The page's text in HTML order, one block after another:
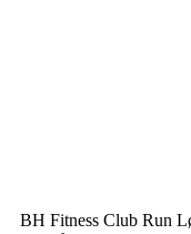
BH Fitness Club Run